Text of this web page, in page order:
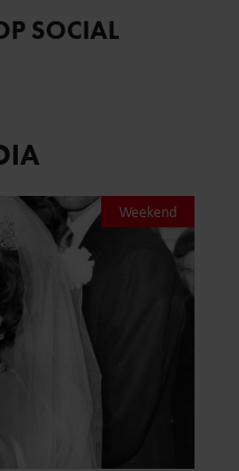
SOCIAL
Weekend